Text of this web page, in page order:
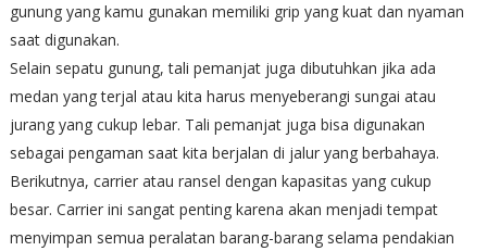
gunung yang kamu gunakan memiliki grip yang kuat dan nyaman
saat digunakan.
Selain sepatu gunung, tali pemanjat juga dibutuhkan jika ada
medan yang terjal atau kita harus menyeberangi sungai atau
jurang yang cukup lebar. Tali pemanjat juga bisa digunakan
sebagai pengaman saat kita berjalan di jalur yang berbahaya.
Berikutnya, carrier atau ransel dengan kapasitas yang cukup
besar. Carrier ini sangat penting karena akan menjadi tempat
menyimpan semua peralatan barang-barang selama pendakian